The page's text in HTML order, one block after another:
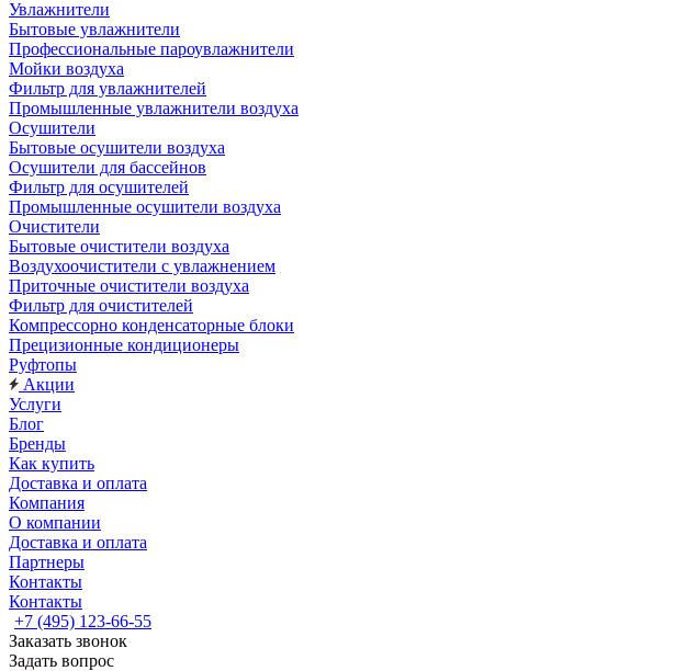
Увлажнители
Бытовые увлажнители
Профессиональные пароувлажнители
Мойки воздуха
Фильтр для увлажнителей
Промышленные увлажнители воздуха
Осушители
Бытовые осушители воздуха
Осушители для бассейнов
Фильтр для осушителей
Промышленные осушители воздуха
Очистители
Бытовые очистители воздуха
Воздухоочистители с увлажнением
Приточные очистители воздуха
Фильтр для очистителей
Компрессорно конденсаторные блоки
Прецизионные кондиционеры
Руфтопы
Акции
Услуги
Блог
Бренды
Как купить
Доставка и оплата
Компания
О компании
Доставка и оплата
Партнеры
Контакты
Контакты
+7 (495) 123-66-55
Заказать звонок
Задать вопрос